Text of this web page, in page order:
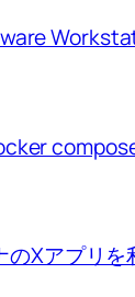
Xアプリを